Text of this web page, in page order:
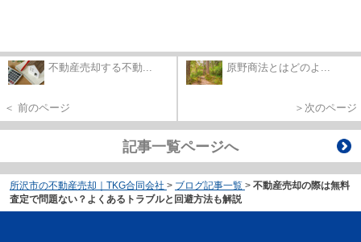
不動産売却する不動...
＜ 前のページ
原野商法とはどのよ...
＞次のページ
記事一覧ページへ
所沢市の不動産売却｜TKG合同会社 > ブログ記事一覧 > 不動産売却の際は無料
査定で問題ない？よくあるトラブルと回避方法も解説